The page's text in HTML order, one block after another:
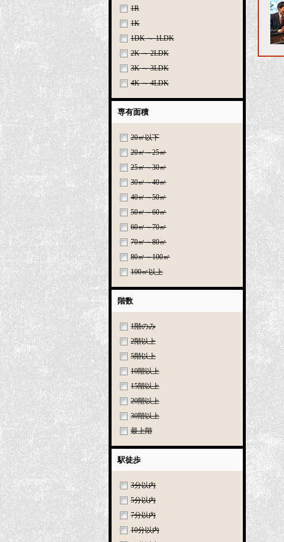
1R
1K
1DK ～ 1LDK
2K ～ 2LDK
3K ～ 3LDK
4K ～ 4LDK
専有面積
20㎡以下
20㎡～25㎡
25㎡～30㎡
30㎡～40㎡
40㎡～50㎡
50㎡～60㎡
60㎡～70㎡
70㎡～80㎡
80㎡～100㎡
100㎡以上
階数
1階のみ
2階以上
5階以上
10階以上
15階以上
20階以上
30階以上
最上階
駅徒歩
3分以内
5分以内
7分以内
10分以内